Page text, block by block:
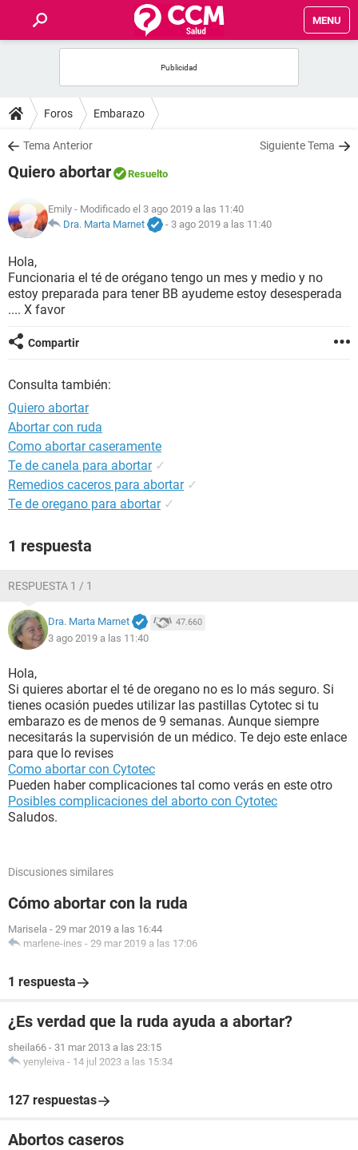
MENU
FOROS
SALUD
FAMILIA
NUTRICIÓN
BIENESTAR
SEXUALIDAD
GLOSARIO
Foros Embarazo
Tema Anterior Siguiente Tema
Quiero abortar Resuelto
Emily - Modificado el 3 ago 2019 a las 11:40
Dra. Marta Marnet
- 3 ago 2019 a las 11:40
Hola,
Funcionaria el té de orégano tengo un mes y medio y no
estoy preparada para tener BB ayudeme estoy desesperada
.... X favor
Compartir
Consulta también:
Quiero abortar
Abortar con ruda
Como abortar caseramente
Te de canela para abortar ✓
Remedios caceros para abortar ✓
Te de oregano para abortar ✓
1 respuesta
RESPUESTA 1 / 1
Dra. Marta Marnet 47.660
3 ago 2019 a las 11:40
Hola,
Si quieres abortar el té de oregano no es lo más seguro. Si
tienes ocasión puedes utilizar las pastillas Cytotec si tu
embarazo es de menos de 9 semanas. Aunque siempre
necesitarás la supervisión de un médico. Te dejo este enlace
para que lo revises
Como abortar con Cytotec
Pueden haber complicaciones tal como verás en este otro
Posibles complicaciones del aborto con Cytotec
Saludos.
Discusiones similares
Cómo abortar con la ruda
Marisela - 29 mar 2019 a las 16:44
marlene-ines - 29 mar 2019 a las 17:06
1 respuesta
¿Es verdad que la ruda ayuda a abortar?
sheila66 - 31 mar 2013 a las 23:15
yenyleiva - 14 jul 2023 a las 15:34
127 respuestas
Abortos caseros